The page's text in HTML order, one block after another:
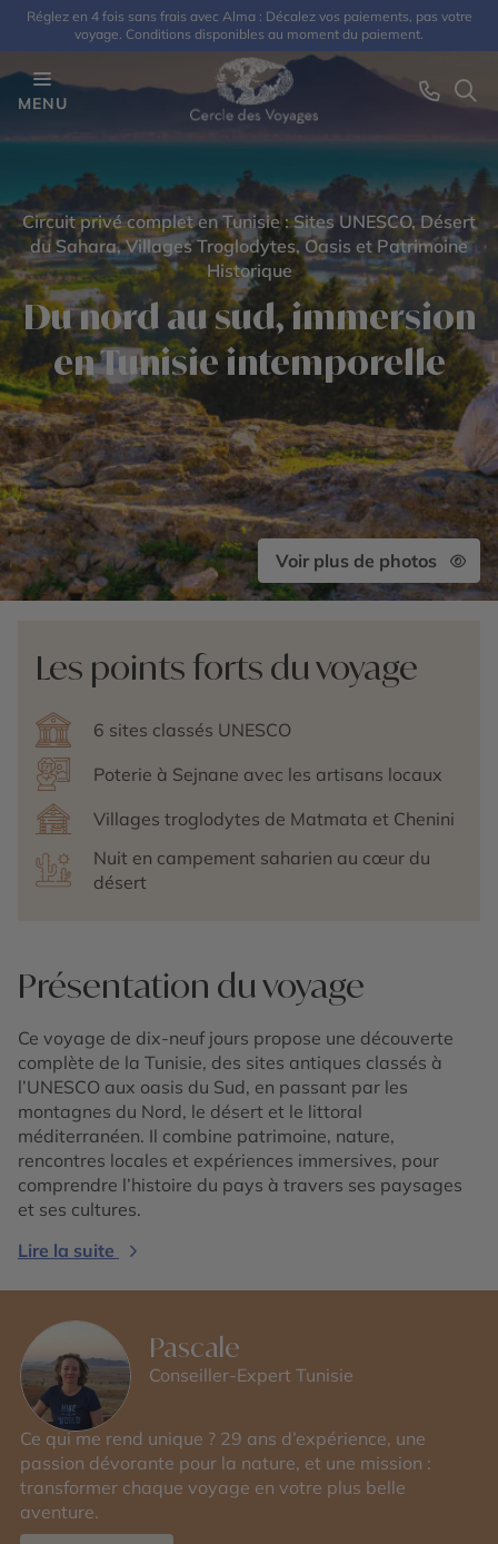
Réglez en 4 fois sans frais avec Alma : Décalez vos paiements, pas votre
voyage. Conditions disponibles au moment du paiement.
MENU
Circuit privé complet en Tunisie : Sites UNESCO, Désert
du Sahara, Villages Troglodytes, Oasis et Patrimoine
Historique
Du nord au sud, immersion
en Tunisie intemporelle
Voir plus de photos
Les points forts du voyage
6 sites classés UNESCO
Poterie à Sejnane avec les artisans locaux
Villages troglodytes de Matmata et Chenini
Nuit en campement saharien au cœur du
désert
Présentation du voyage
Ce voyage de dix-neuf jours propose une découverte
complète de la Tunisie, des sites antiques classés à
l’UNESCO aux oasis du Sud, en passant par les
montagnes du Nord, le désert et le littoral
méditerranéen. Il combine patrimoine, nature,
rencontres locales et expériences immersives, pour
comprendre l’histoire du pays à travers ses paysages
et ses cultures.
Lire la suite
Pascale
Conseiller-Expert Tunisie
Ce qui me rend unique ? 29 ans d’expérience, une
passion dévorante pour la nature, et une mission :
transformer chaque voyage en votre plus belle
aventure.